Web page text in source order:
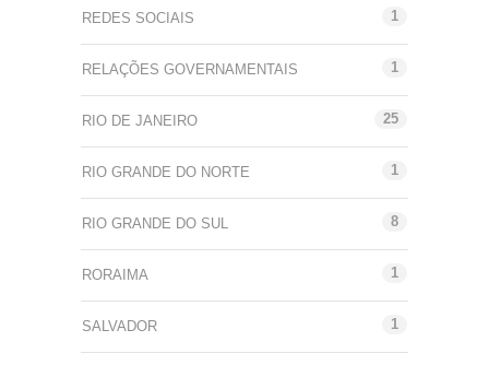
REDES SOCIAIS 1
RELAÇÕES GOVERNAMENTAIS 1
RIO DE JANEIRO 25
RIO GRANDE DO NORTE 1
RIO GRANDE DO SUL 8
RORAIMA 1
SALVADOR 1